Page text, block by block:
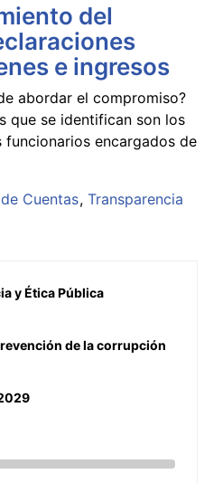
del
e ingresos
abordar el compromiso?
que se identifican son los
encargados de
Cuentas Transparencia
y Ética Pública
de la corrupción